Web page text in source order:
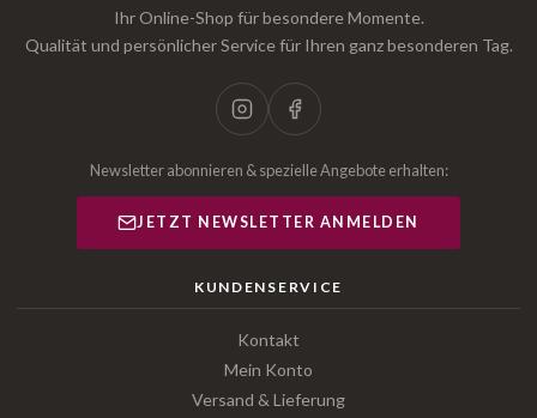
Ihr Online-Shop für besondere Momente.
Qualität und persönlicher Service für Ihren ganz besonderen Tag.
Newsletter abonnieren & spezielle Angebote erhalten:
JETZT NEWSLETTER ANMELDEN
KUNDENSERVICE
Kontakt
Mein Konto
Versand & Lieferung